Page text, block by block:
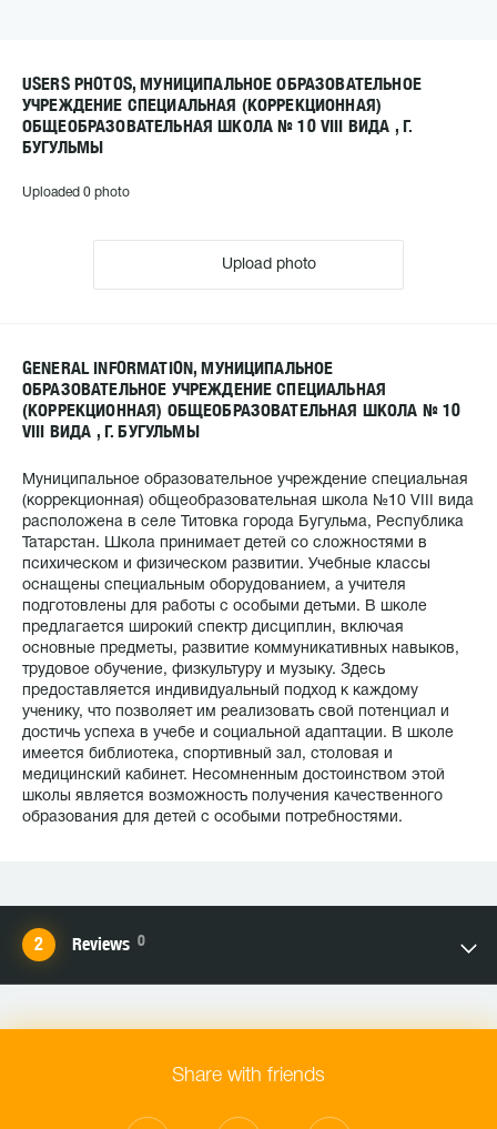
USERS PHOTOS, МУНИЦИПАЛЬНОЕ ОБРАЗОВАТЕЛЬНОЕ
УЧРЕЖДЕНИЕ СПЕЦИАЛЬНАЯ (КОРРЕКЦИОННАЯ)
ОБЩЕОБРАЗОВАТЕЛЬНАЯ ШКОЛА № 10 VIII ВИДА , Г.
БУГУЛЬМЫ
Uploaded 0 photo
Upload photo
GENERAL INFORMATION, МУНИЦИПАЛЬНОЕ
ОБРАЗОВАТЕЛЬНОЕ УЧРЕЖДЕНИЕ СПЕЦИАЛЬНАЯ
(КОРРЕКЦИОННАЯ) ОБЩЕОБРАЗОВАТЕЛЬНАЯ ШКОЛА № 10
VIII ВИДА , Г. БУГУЛЬМЫ
Муниципальное образовательное учреждение специальная
(коррекционная) общеобразовательная школа №10 VIII вида
расположена в селе Титовка города Бугульма, Республика
Татарстан. Школа принимает детей со сложностями в
психическом и физическом развитии. Учебные классы
оснащены специальным оборудованием, а учителя
подготовлены для работы с особыми детьми. В школе
предлагается широкий спектр дисциплин, включая
основные предметы, развитие коммуникативных навыков,
трудовое обучение, физкультуру и музыку. Здесь
предоставляется индивидуальный подход к каждому
ученику, что позволяет им реализовать свой потенциал и
достичь успеха в учебе и социальной адаптации. В школе
имеется библиотека, спортивный зал, столовая и
медицинский кабинет. Несомненным достоинством этой
школы является возможность получения качественного
образования для детей с особыми потребностями.
Reviews 0
Share with friends